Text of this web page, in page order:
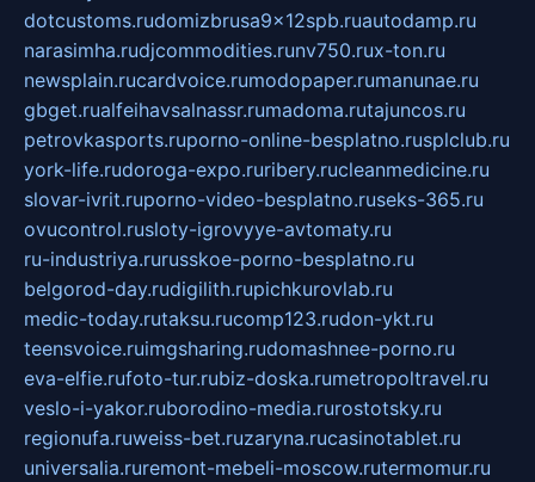
dotcustoms.rudomizbrusa9x12spb.ruautodamp.ru
narasimha.rudjcommodities.runv750.rux-ton.ru
newsplain.rucardvoice.rumodopaper.rumanunae.ru
gbget.rualfeihavsalnassr.rumadoma.rutajuncos.ru
petrovkasports.ruporno-online-besplatno.rusplclub.ru
york-life.rudoroga-expo.ruribery.rucleanmedicine.ru
slovar-ivrit.ruporno-video-besplatno.ruseks-365.ru
ovucontrol.rusloty-igrovyye-avtomaty.ru
ru-industriya.rurusskoe-porno-besplatno.ru
belgorod-day.rudigilith.rupichkurovlab.ru
medic-today.rutaksu.rucomp123.rudon-ykt.ru
teensvoice.ruimgsharing.rudomashnee-porno.ru
eva-elfie.rufoto-tur.rubiz-doska.rumetropoltravel.ru
veslo-i-yakor.ruborodino-media.rurostotsky.ru
regionufa.ruweiss-bet.ruzaryna.rucasinotablet.ru
universalia.ruremont-mebeli-moscow.rutermomur.ru